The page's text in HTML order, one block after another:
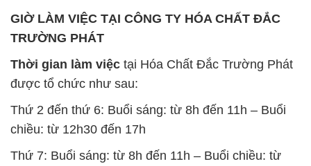
GIỜ LÀM VIỆC TẠI CÔNG TY HÓA CHẤT ĐẮC
TRƯỜNG PHÁT
Thời gian làm việc tại Hóa Chất Đắc Trường Phát
được tổ chức như sau:
Thứ 2 đến thứ 6: Buổi sáng: từ 8h đến 11h – Buổi
chiều: từ 12h30 đến 17h
Thứ 7: Buổi sáng: từ 8h đến 11h – Buổi chiều: từ